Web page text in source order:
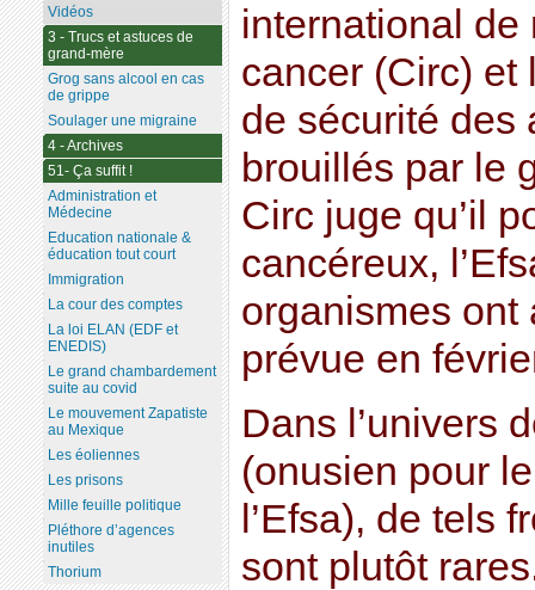
international de
cancer (Circ) et
de sécurité des
brouillés par le
Circ juge qu’il
cancéreux,
organismes ont
prévue en
Dans l’univers
(onusien pour
l’Efsa), de tels
sont plutôt
Vidéos
3 - Trucs et astuces de
grand-mère
Grog sans alcool en cas
de grippe
Soulager une migraine
4 - Archives
51- Ça suffit !
Administration et
Médecine
Education nationale &
éducation tout court
Immigration
La cour des comptes
La loi ELAN (EDF et
ENEDIS)
Le grand chambardement
suite au covid
Le mouvement Zapatiste
au Mexique
Les éoliennes
Les prisons
Mille feuille politique
Pléthore d’agences
inutiles
Thorium